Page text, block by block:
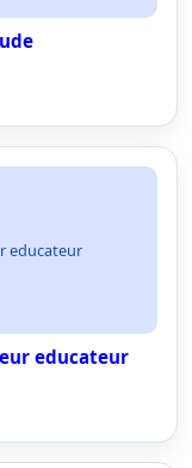
educateur
educateur